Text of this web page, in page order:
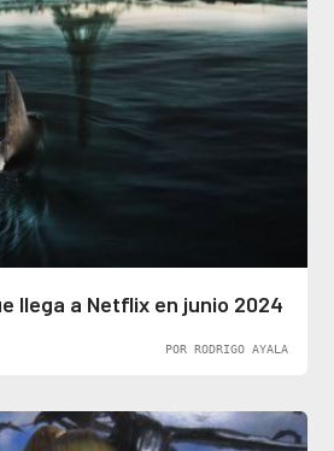
llega a Netflix en junio 2024
POR RODRIGO AYALA